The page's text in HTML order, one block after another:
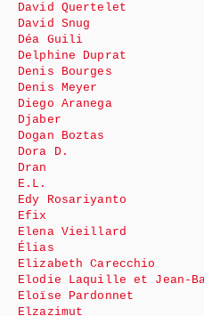
David Quertelet
David Snug
Déa Guili
Delphine Duprat
Denis Bourges
Denis Meyer
Diego Aranega
Djaber
Dogan Boztas
Dora D.
Dran
E.L.
Edy Rosariyanto
Efix
Elena Vieillard
Élias
Elizabeth Carecchio
Elodie Laquille et Jean-
Eloïse Pardonnet
Elzazimut